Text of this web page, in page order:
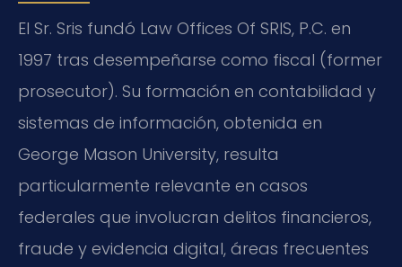
El Sr. Sris fundó Law Offices Of SRIS, P.C. en
1997 tras desempeñarse como fiscal (former
prosecutor). Su formación en contabilidad y
sistemas de información, obtenida en
George Mason University, resulta
particularmente relevante en casos
federales que involucran delitos financieros,
fraude y evidencia digital, áreas frecuentes